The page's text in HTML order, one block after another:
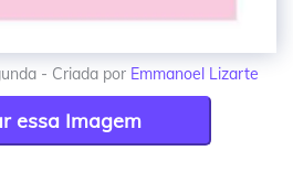
- Criada por Emmanoel Lizarte
essa Imagem